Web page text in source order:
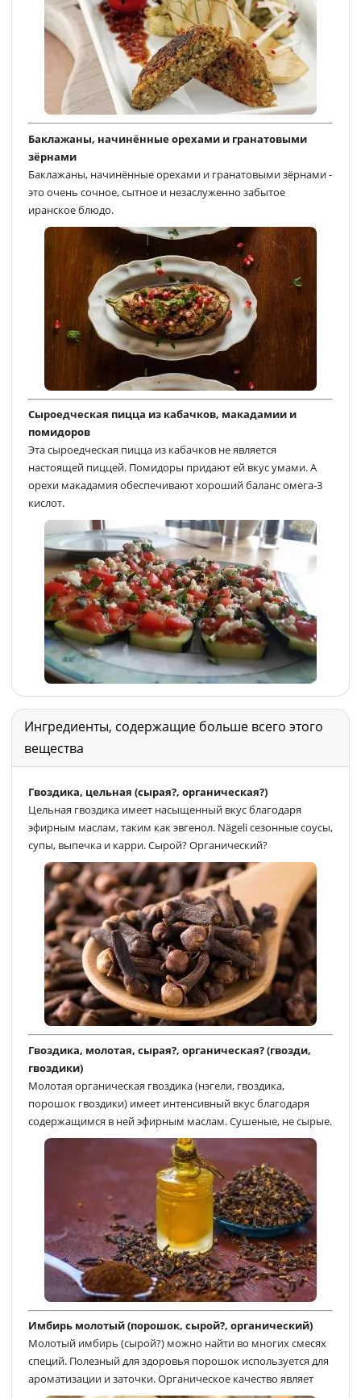
Баклажаны, начинённые орехами и гранатовыми
зёрнами
Баклажаны, начинённые орехами и гранатовыми зёрнами -
это очень сочное, сытное и незаслуженно забытое
иранское блюдо.
Сыроедческая пицца из кабачков, макадамии и
помидоров
Эта сыроедческая пицца из кабачков не является
настоящей пиццей. Помидоры придают ей вкус умами. А
орехи макадамия обеспечивают хороший баланс омега-3
кислот.
Ингредиенты, содержащие больше всего этого
вещества
Гвоздика, цельная (сырая?, органическая?)
Цельная гвоздика имеет насыщенный вкус благодаря
эфирным маслам, таким как эвгенол. Nägeli сезонные соусы,
супы, выпечка и карри. Сырой? Органический?
Гвоздика, молотая, сырая?, органическая? (гвозди,
гвоздики)
Молотая органическая гвоздика (нэгели, гвоздика,
порошок гвоздики) имеет интенсивный вкус благодаря
содержащимся в ней эфирным маслам. Сушеные, не сырые.
Имбирь молотый (порошок, сырой?, органический)
Молотый имбирь (сырой?) можно найти во многих смесях
специй. Полезный для здоровья порошок используется для
ароматизации и заточки. Органическое качество являет